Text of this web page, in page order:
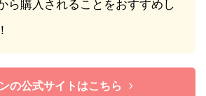
ら購入されることをおすすめし
の公式サイトはこちら